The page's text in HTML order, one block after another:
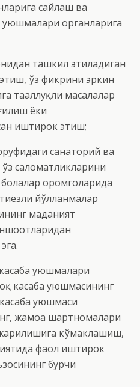
сайлаш ва
органларига
ташкил этиладиган
ўз фикрини эркин
тааллуқли масалалар
ёки
иштирок этиш;
санаторий ва
саломатликларини
оромгоҳларида
йўлланмалар
маданият
уюшмалари
касаба уюшмасининг
уюшмаси
жамоа шартномалари
кўмаклашиш,
фаол иштирок
бурчи